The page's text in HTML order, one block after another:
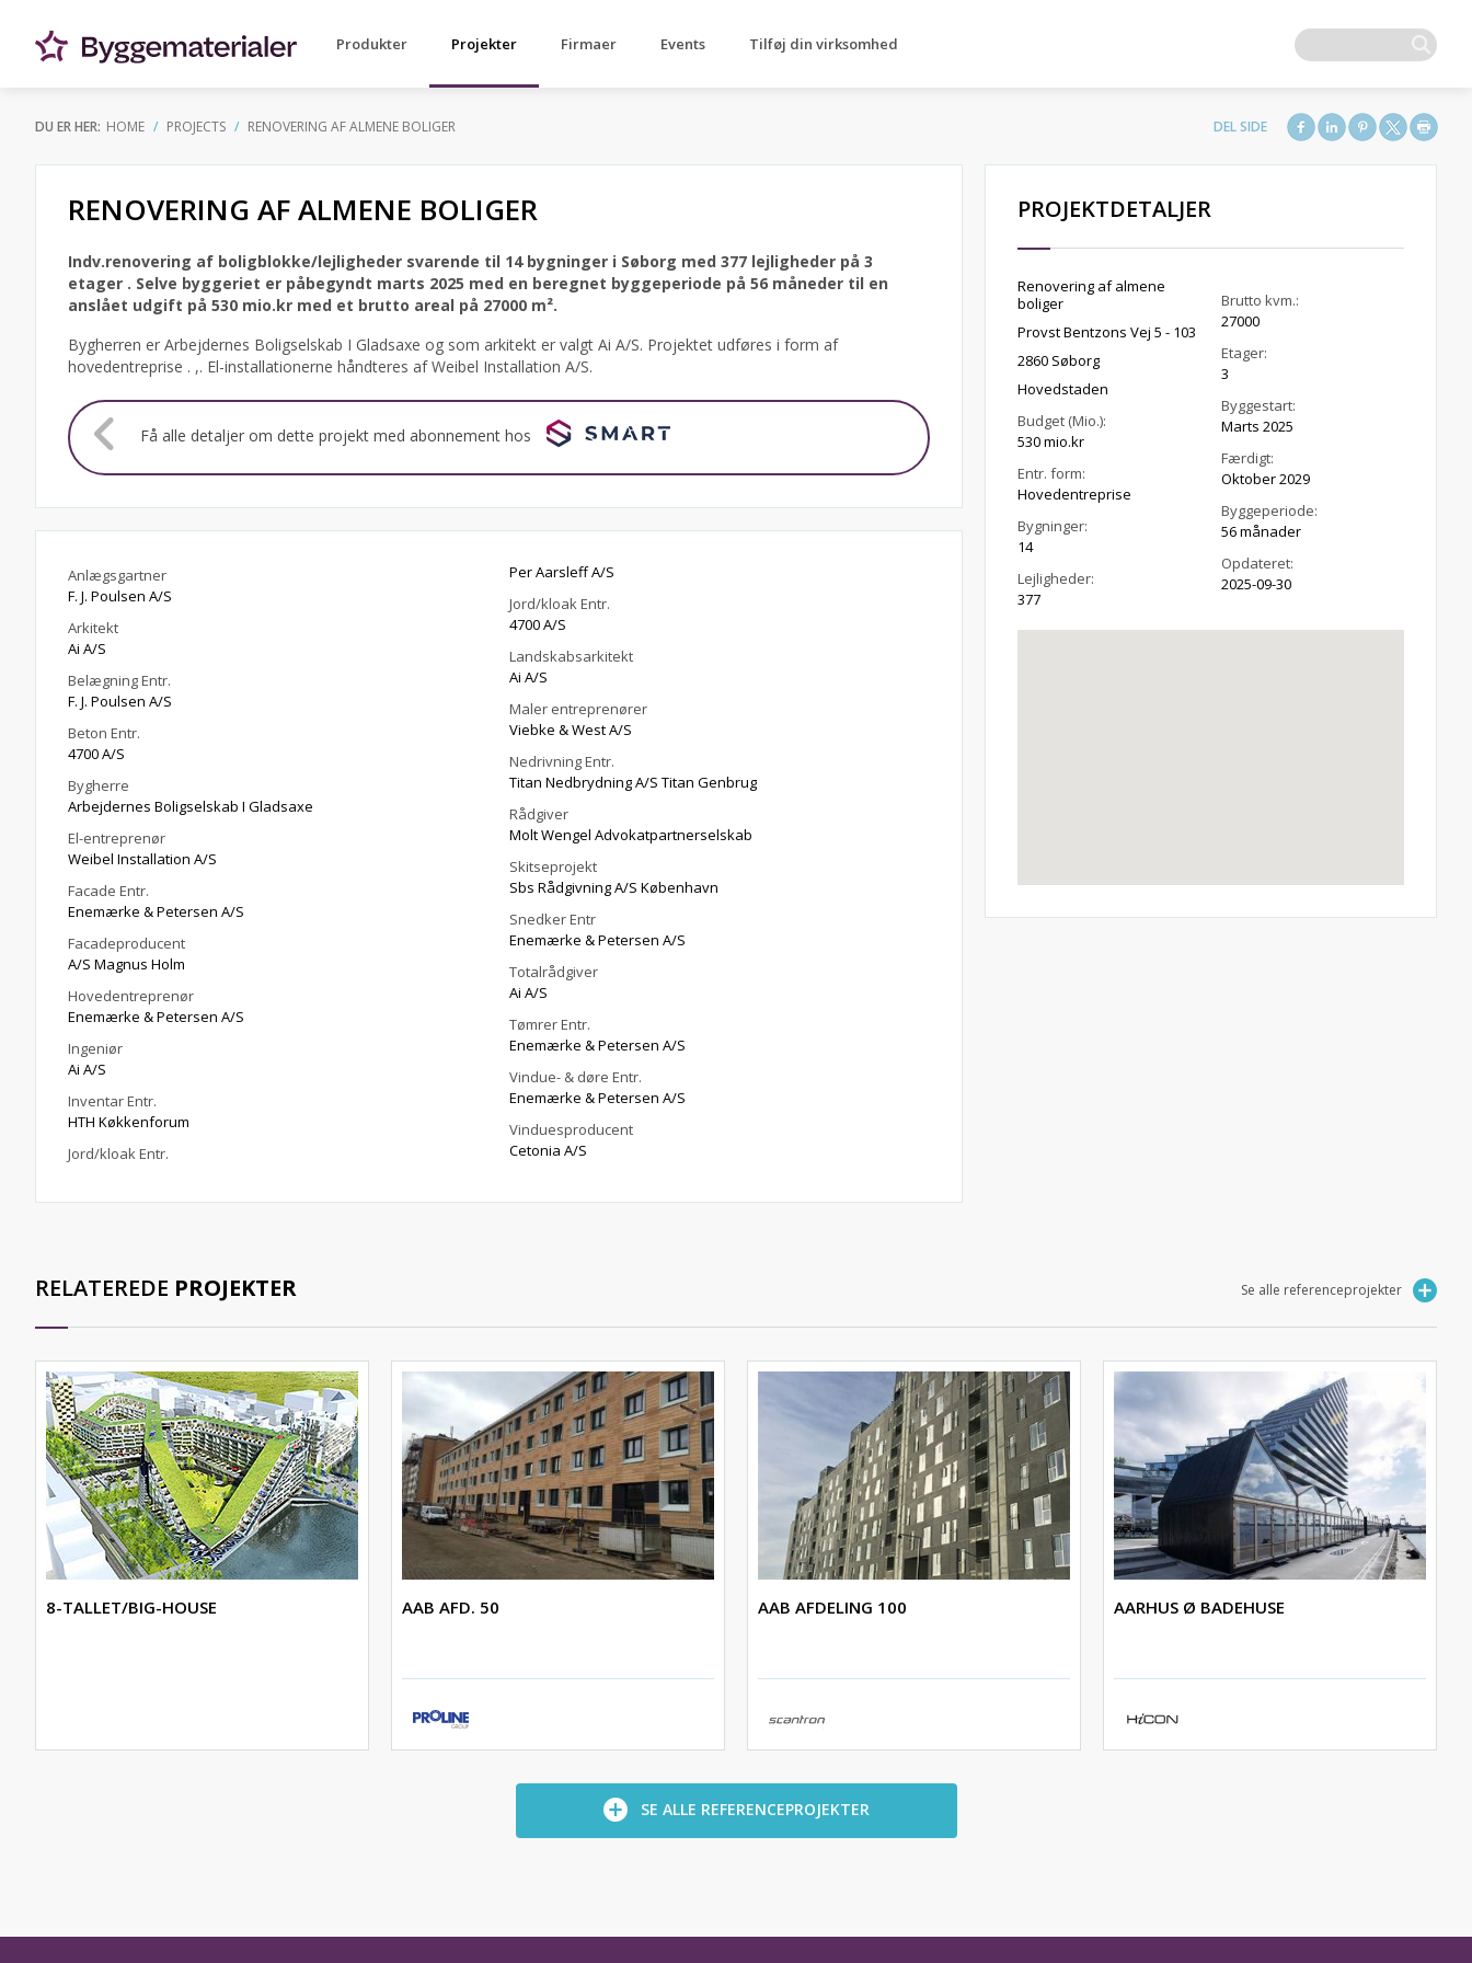
Produkter Projekter Firmaer Events Tilføj din virksomhed
DU ER HER: HOME PROJECTS RENOVERING AF ALMENE BOLIGER
RENOVERING AF ALMENE BOLIGER
Indv.renovering af boligblokke/lejligheder svarende til 14 bygninger i Søborg med 377 lejligheder på 3
etager . Selve byggeriet er påbegyndt marts 2025 med en beregnet byggeperiode på 56 måneder til en
anslået udgift på 530 mio.kr med et brutto areal på 27000 m².
Bygherren er Arbejdernes Boligselskab I Gladsaxe og som arkitekt er valgt Ai A/S. Projektet udføres i form af
hovedentreprise . ,. El-installationerne håndteres af Weibel Installation A/S.
Få alle detaljer om dette projekt med abonnement hos
Anlægsgartner
F. J. Poulsen A/S
Arkitekt
Ai A/S
Belægning Entr.
F. J. Poulsen A/S
Beton Entr.
4700 A/S
Bygherre
Arbejdernes Boligselskab I Gladsaxe
El-entreprenør
Weibel Installation A/S
Facade Entr.
Enemærke & Petersen A/S
Facadeproducent
A/S Magnus Holm
Hovedentreprenør
Enemærke & Petersen A/S
Ingeniør
Ai A/S
Inventar Entr.
HTH Køkkenforum
Jord/kloak Entr.
Per Aarsleff A/S
Jord/kloak Entr.
4700 A/S
Landskabsarkitekt
Ai A/S
Maler entreprenører
Viebke & West A/S
Nedrivning Entr.
Titan Nedbrydning A/S Titan Genbrug
Rådgiver
Molt Wengel Advokatpartnerselskab
Skitseprojekt
Sbs Rådgivning A/S København
Snedker Entr
Enemærke & Petersen A/S
Totalrådgiver
Ai A/S
Tømrer Entr.
Enemærke & Petersen A/S
Vindue- & døre Entr.
Enemærke & Petersen A/S
Vinduesproducent
Cetonia A/S
PROJEKTDETALJER
Renovering af almene
boliger
Provst Bentzons Vej 5 - 103
2860 Søborg
Hovedstaden
Budget (Mio.):
530 mio.kr
Entr. form:
Hovedentreprise
Bygninger:
14
Lejligheder:
377
Brutto kvm.:
27000
Etager:
3
Byggestart:
Marts 2025
Færdigt:
Oktober 2029
Byggeperiode:
56 månader
Opdateret:
2025-09-30
Se alle referenceprojekter
RELATEREDE PROJEKTER
8-TALLET/BIG-HOUSE AAB AFD. 50 AAB AFDELING 100 AARHUS Ø BADEHUSE
SE ALLE REFERENCEPROJEKTER